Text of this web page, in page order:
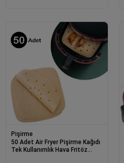
Pişirme
50 Adet Air Fryer Pişirme Kağıdı
Tek Kullanımlık Hava Fritöz